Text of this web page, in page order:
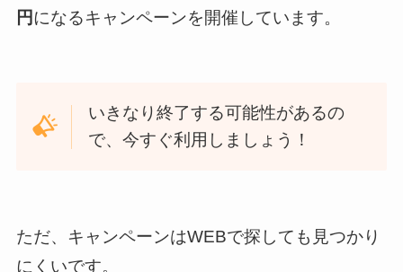
円になるキャンペーンを開催しています。
いきなり終了する可能性があるの
で、今すぐ利用しましょう！
ただ、キャンペーンはWEBで探しても見つかり
にくいです。